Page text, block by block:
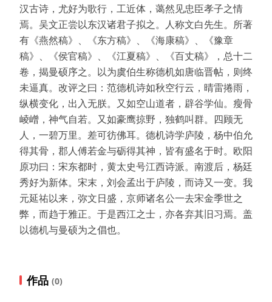
汉古诗，尤好为歌行，工近体，蔼然见忠臣孝子之情
焉。吴文正尝以东汉诸君子拟之。人称文白先生。所著
有《燕然稿》、《东方稿》、《海康稿》、《豫章
稿》、《侯官稿》、《江夏稿》、《百丈稿》，总十二
卷，揭曼硕序之。以为虞伯生称德机如唐临晋帖，则终
未逼真。改评之曰：范德机诗如秋空行云，晴雷捲雨，
纵横变化，出入无朕。又如空山道者，辟谷学仙。瘦骨
崚嶒，神气自若。又如豪鹰掠野，独鹤叫群。四顾无
人，一碧万里。差可彷佛耳。德机诗学庐陵，杨中伯允
得其骨，郡人傅若金与砺得其神，皆有盛名于时。欧阳
原功曰：宋东都时，黄太史号江西诗派。南渡后，杨廷
秀好为新体。宋末，刘会孟出于庐陵，而诗又一变。我
元延祐以来，弥文日盛，京师诸名公一去宋金季世之
弊，而趋于雅正。于是西江之士，亦各弃其旧习焉。盖
以德机与曼硕为之倡也。
作品 (0)